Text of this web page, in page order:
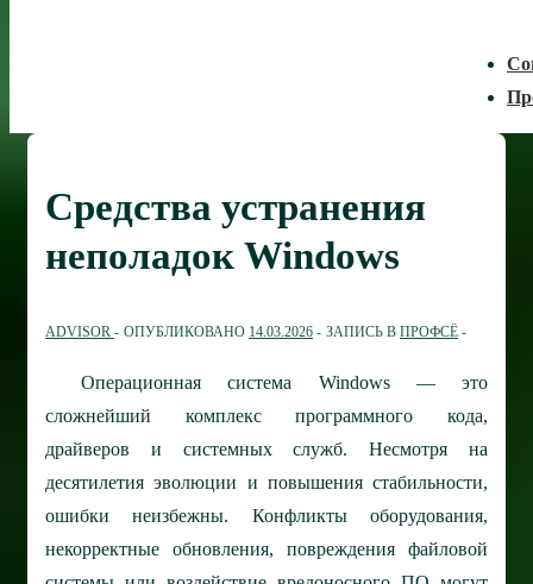
Средства устранения
неполадок Windows
ADVISOR ОПУБЛИКОВАНО 14.03.2026 ЗАПИСЬ В ПРОФСЁ
Операционная система Windows — это
сложнейший комплекс программного кода,
драйверов и системных служб. Несмотря на
десятилетия эволюции и повышения стабильности,
ошибки неизбежны. Конфликты оборудования,
некорректные обновления, повреждения файловой